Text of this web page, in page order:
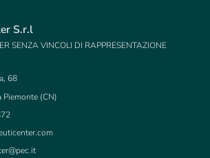
S.r.l
SENZA VINCOLI DI RAPPRESENTAZIONE
68
Piemonte (CN)